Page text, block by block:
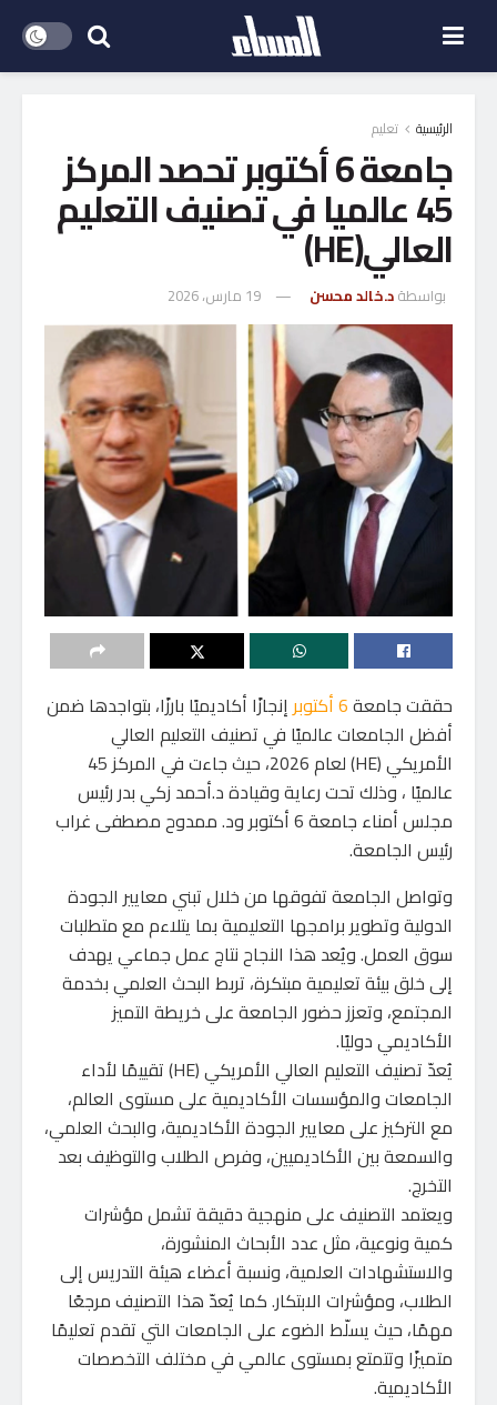
الرئيسية تعليم
جامعة 6 أكتوبر تحصد المركز
45 عالميا في تصنيف التعليم
العالي(HE)
بواسطةد.خالد محسن 19 مارس، 2026
حققت جامعة6 أكتوبر
إنجازًا أكاديميًا بارزًا، بتواجدها ضمن
أفضل الجامعات عالميًا في تصنيف التعليم العالي
الأمريكي (HE) لعام 2026، حيث جاءت في المركز 45
عالميًا ، وذلك تحت رعاية وقيادة د.أحمد زكي بدر رئيس
مجلس أمناء جامعة 6 أكتوبر ود. ممدوح مصطفى غراب
رئيس الجامعة.
وتواصل الجامعة تفوقها من خلال تبني معايير الجودة
الدولية وتطوير برامجها التعليمية بما يتلاءم مع متطلبات
سوق العمل. ويُعد هذا النجاح نتاج عمل جماعي يهدف
إلى خلق بيئة تعليمية مبتكرة، تربط البحث العلمي بخدمة
المجتمع، وتعزز حضور الجامعة على خريطة التميز
الأكاديمي دوليًا.
يُعدّ تصنيف التعليم العالي الأمريكي (HE) تقييمًا لأداء
الجامعات والمؤسسات الأكاديمية على مستوى العالم،
مع التركيز على معايير الجودة الأكاديمية، والبحث العلمي،
والسمعة بين الأكاديميين، وفرص الطلاب والتوظيف بعد
التخرج.
ويعتمد التصنيف على منهجية دقيقة تشمل مؤشرات
كمية ونوعية، مثل عدد الأبحاث المنشورة،
والاستشهادات العلمية، ونسبة أعضاء هيئة التدريس إلى
الطلاب، ومؤشرات الابتكار. كما يُعدّ هذا التصنيف مرجعًا
مهمًا، حيث يسلّط الضوء على الجامعات التي تقدم تعليمًا
متميزًا وتتمتع بمستوى عالمي في مختلف التخصصات
الأكاديمية.